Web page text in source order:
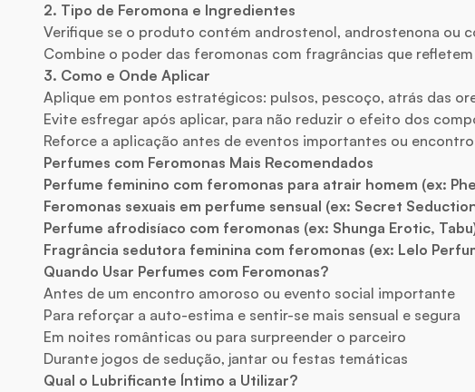
2. Tipo de Feromona e Ingredientes
Verifique se o produto contém androstenol, androstenona ou
Combine o poder das feromonas com fragrâncias que
3. Como e Onde Aplicar
Aplique em pontos estratégicos: pulsos, pescoço, atrás das
Evite esfregar após aplicar, para não reduzir o efeito dos
Reforce a aplicação antes de eventos importantes ou
Perfumes com Feromonas Mais Recomendados
Perfume feminino com feromonas para atrair homem (ex:
Feromonas sexuais em perfume sensual (ex: Secret
Perfume afrodisíaco com feromonas (ex: Shunga Erotic,
Fragrância sedutora feminina com feromonas (ex: Lelo
Quando Usar Perfumes com Feromonas?
Antes de um encontro amoroso ou evento social importante
Para reforçar a auto-estima e sentir-se mais sensual e segura
Em noites românticas ou para surpreender o parceiro
Durante jogos de sedução, jantar ou festas temáticas
Qual o Lubrificante Íntimo a Utilizar?